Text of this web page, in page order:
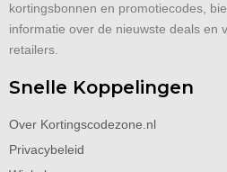
kortingsbonnen en promotiecodes,
informatie over de nieuwste deals en
retailers.
Snelle Koppelingen
Over Kortingscodezone.nl
Privacybeleid